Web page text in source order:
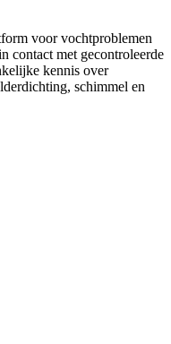
voor vochtproblemen
contact met gecontroleerde
kennis over
schimmel en